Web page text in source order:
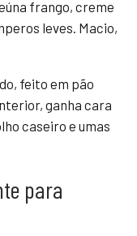
frango, creme
leves. Macio,
feito em pão
ganha cara
caseiro e umas
para